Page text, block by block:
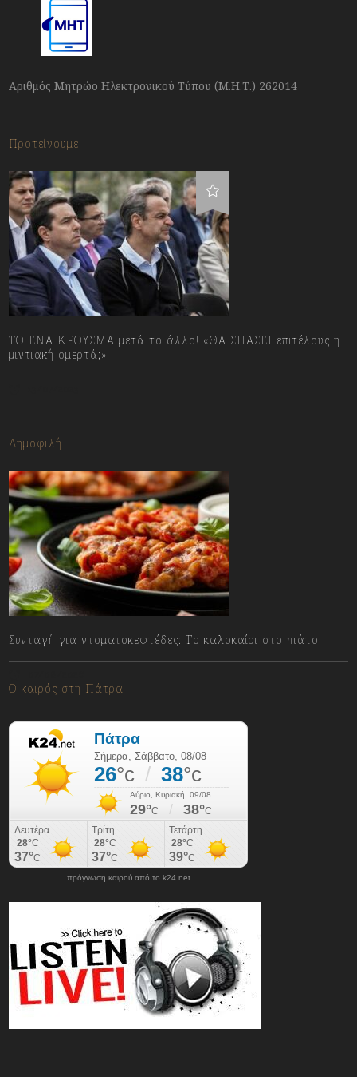
Αριθμός Μητρώο Ηλεκτρονικού Τύπου (Μ.Η.Τ.) 262014
Προτείνουμε
ΤΟ ΕΝΑ ΚΡΟΥΣΜΑ μετά το άλλο! «ΘΑ ΣΠΑΣΕΙ επιτέλους η
μιντιακή ομερτά;»
Δημοφιλή
Συνταγή για ντοματοκεφτέδες: Το καλοκαίρι στο πιάτο
Ο καιρός στη Πάτρα
πρόγνωση καιρού από το k24.net